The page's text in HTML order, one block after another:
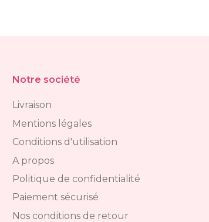
Notre société
Livraison
Mentions légales
Conditions d'utilisation
A propos
Politique de confidentialité
Paiement sécurisé
Nos conditions de retour